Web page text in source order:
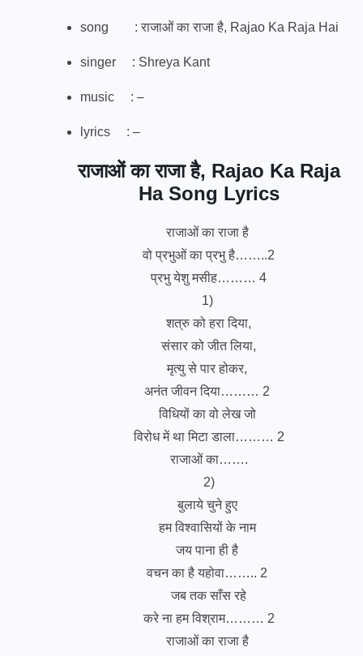
song : राजाओं का राजा है, Rajao Ka Raja Hai
singer : Shreya Kant
music : –
lyrics : –
राजाओं का राजा है, Rajao Ka Raja
Ha Song Lyrics
राजाओं का राजा है
वो प्रभुओं का प्रभु है……..2
प्रभु येशु मसीह……… 4
1)
शत्रु को हरा दिया,
संसार को जीत लिया,
मृत्यु से पार होकर,
अनंत जीवन दिया……… 2
विधियों का वो लेख जो
विरोध में था मिटा डाला……… 2
राजाओं का…….
2)
बुलाये चुने हुए
हम विश्वासियों के नाम
जय पाना ही है
वचन का है यहोवा…….. 2
जब तक साँस रहे
करे ना हम विश्राम……… 2
राजाओं का राजा है